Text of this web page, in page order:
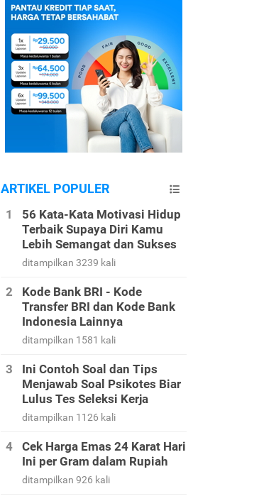
ARTIKEL POPULER
56 Kata-Kata Motivasi Hidup
Terbaik Supaya Diri Kamu
Lebih Semangat dan Sukses
ditampilkan 3239 kali
Kode Bank BRI - Kode
Transfer BRI dan Kode Bank
Indonesia Lainnya
ditampilkan 1581 kali
Ini Contoh Soal dan Tips
Menjawab Soal Psikotes Biar
Lulus Tes Seleksi Kerja
ditampilkan 1126 kali
Cek Harga Emas 24 Karat Hari
Ini per Gram dalam Rupiah
ditampilkan 926 kali